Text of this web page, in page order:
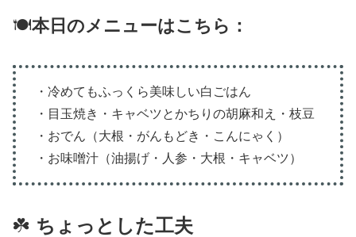
🍽️本日のメニューはこちら：
・冷めてもふっくら美味しい白ごはん
・目玉焼き・キャベツとかちりの胡麻和え・枝豆
・おでん（大根・がんもどき・こんにゃく）
・お味噌汁（油揚げ・人参・大根・キャベツ）
☘️ ちょっとした工夫